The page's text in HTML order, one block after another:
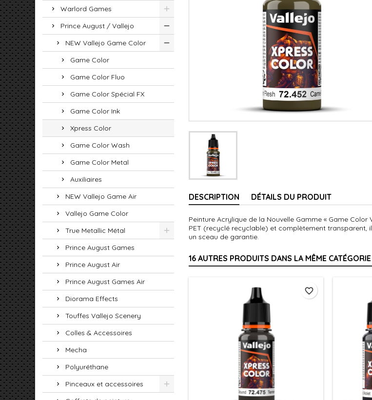
Warlord Games
Prince August / Vallejo
NEW Vallejo Game Color
Game Color
Game Color Fluo
Game Color Spécial FX
Game Color Ink
Xpress Color
Game Color Wash
Game Color Metal
Auxiliaires
NEW Vallejo Game Air
Vallejo Game Color
True Metallic Métal
Prince August Games
Prince August Air
Prince August Games Air
Diorama Effects
Touffes Vallejo Scenery
Colles & Accessoires
Mecha
Polyuréthane
Pinceaux et accessoires
DESCRIPTION DÉTAILS DU PRODUIT
Peinture Acrylique de la Nouvelle Gamme « Game
PET (recyclé recyclable) et complètement transparent,
un sceau de garantie.
16 AUTRES PRODUITS DANS LA MÊME CATÉGORIE
favorite_border